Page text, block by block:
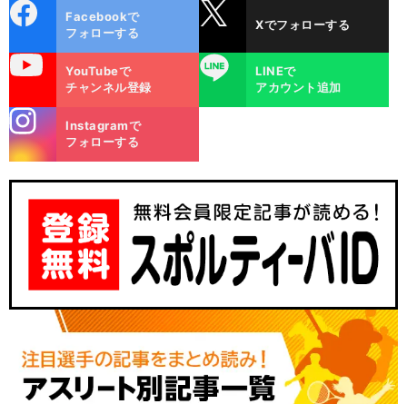
ok
Facebookで
フォローする
Xでフォローする
YouTubeで
チャンネル登録
LINE
LINEで
アカウント追加
m
Instagramで
フォローする